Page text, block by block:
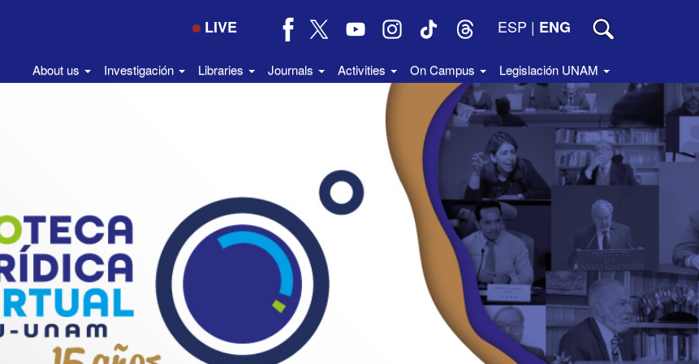
LIVE ESP | ENG
About us Investigación Libraries Journals Activities On Campus Legislación UNAM